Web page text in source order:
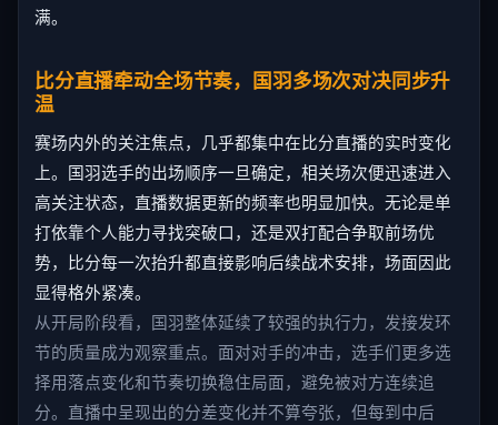
满。
比分直播牵动全场节奏，国羽多场次对决同步升
温
赛场内外的关注焦点，几乎都集中在比分直播的实时变化
上。国羽选手的出场顺序一旦确定，相关场次便迅速进入
高关注状态，直播数据更新的频率也明显加快。无论是单
打依靠个人能力寻找突破口，还是双打配合争取前场优
势，比分每一次抬升都直接影响后续战术安排，场面因此
显得格外紧凑。
从开局阶段看，国羽整体延续了较强的执行力，发接发环
节的质量成为观察重点。面对对手的冲击，选手们更多选
择用落点变化和节奏切换稳住局面，避免被对方连续追
分。直播中呈现出的分差变化并不算夸张，但每到中后